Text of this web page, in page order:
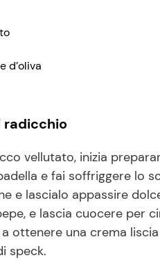
d’oliva
radicchio
vellutato, inizia
e fai soffriggere lo
e lascialo appassire
e lascia cuocere
ottenere una crema
speck.